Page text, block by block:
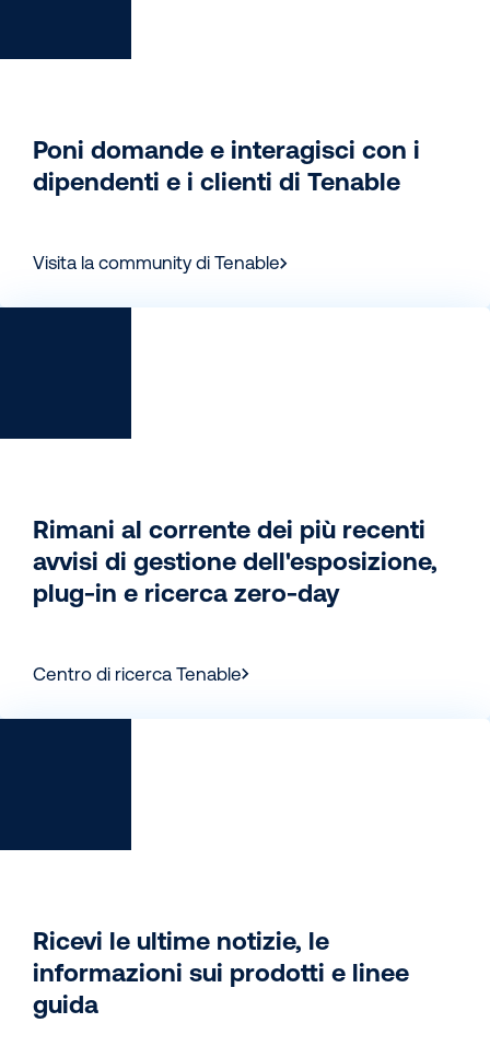
Poni domande e interagisci con i
dipendenti e i clienti di Tenable
Visita la community di Tenable
Rimani al corrente dei più recenti
avvisi di gestione dell'esposizione,
plug-in e ricerca zero-day
Centro di ricerca Tenable
Ricevi le ultime notizie, le
informazioni sui prodotti e linee
guida